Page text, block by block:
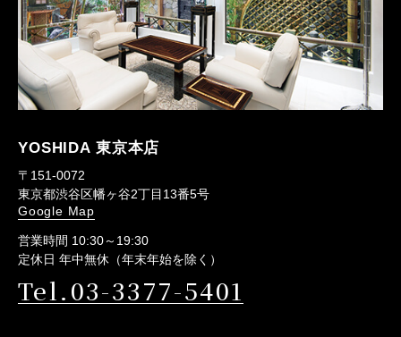
YOSHIDA 東京本店
〒151-0072
東京都渋谷区幡ヶ谷2丁目13番5号
Google Map
営業時間 10:30～19:30
定休日 年中無休（年末年始を除く）
Tel.03-3377-5401